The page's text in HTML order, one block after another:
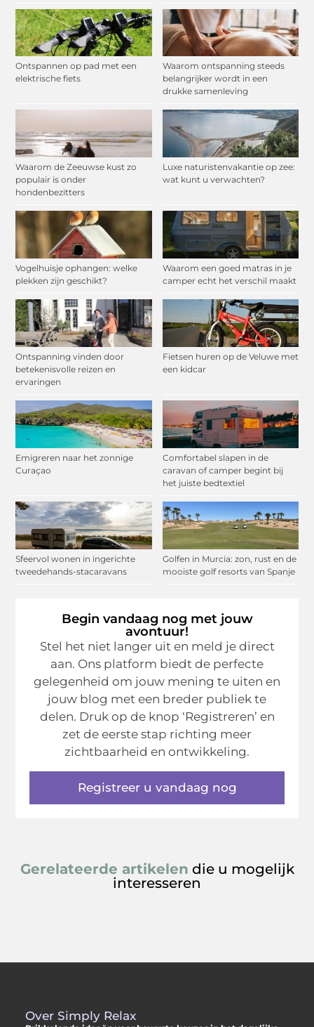
Ontspannen op pad met een
elektrische fiets
Waarom ontspanning steeds
belangrijker wordt in een
drukke samenleving
Waarom de Zeeuwse kust zo
populair is onder
hondenbezitters
Luxe naturistenvakantie op zee:
wat kunt u verwachten?
Vogelhuisje ophangen: welke
plekken zijn geschikt?
Waarom een goed matras in je
camper echt het verschil maakt
Ontspanning vinden door
betekenisvolle reizen en
ervaringen
Fietsen huren op de Veluwe met
een kidcar
Emigreren naar het zonnige
Curaçao
Comfortabel slapen in de
caravan of camper begint bij
het juiste bedtextiel
Sfeervol wonen in ingerichte
tweedehands-stacaravans
Golfen in Murcia: zon, rust en de
mooiste golf resorts van Spanje
Begin vandaag nog met jouw
avontuur!
Stel het niet langer uit en meld je direct
aan. Ons platform biedt de perfecte
gelegenheid om jouw mening te uiten en
jouw blog met een breder publiek te
delen. Druk op de knop ‘Registreren’ en
zet de eerste stap richting meer
zichtbaarheid en ontwikkeling.
Registreer u vandaag nog
Gerelateerde artikelen die u mogelijk
interesseren
Over Simply Relax